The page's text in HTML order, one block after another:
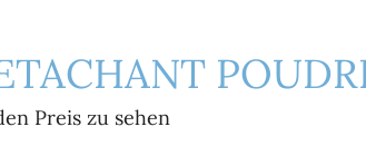
Preis zu sehen